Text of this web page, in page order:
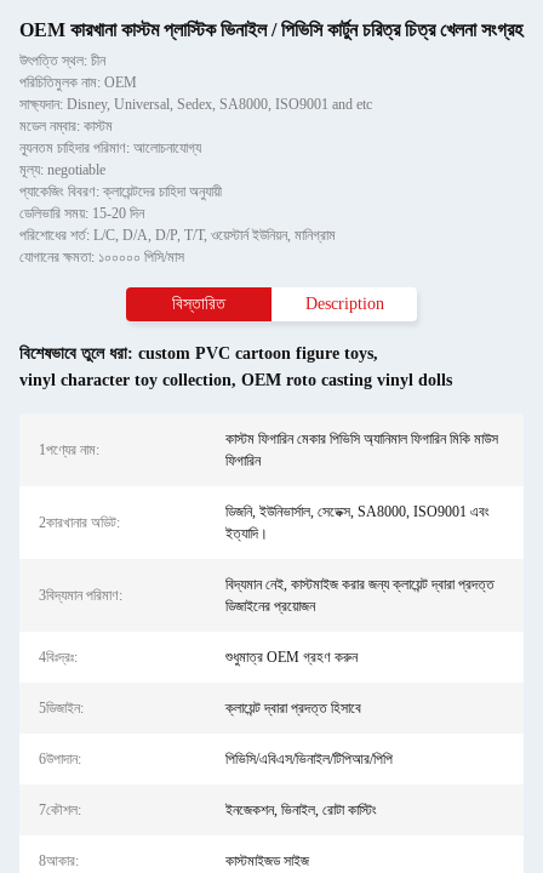
OEM কারখানা কাস্টম প্লাস্টিক ভিনাইল / পিভিসি কার্টুন চরিত্র চিত্র খেলনা সংগ্রহ
উৎপত্তি স্থল: চীন
পরিচিতিমুলক নাম: OEM
সাক্ষ্যদান: Disney, Universal, Sedex, SA8000, ISO9001 and etc
মডেল নম্বার: কাস্টম
ন্যূনতম চাহিদার পরিমাণ: আলোচনাযোগ্য
মূল্য: negotiable
প্যাকেজিং বিবরণ: ক্লায়েন্টদের চাহিদা অনুযায়ী
ডেলিভারি সময়: 15-20 দিন
পরিশোধের শর্ত: L/C, D/A, D/P, T/T, ওয়েস্টার্ন ইউনিয়ন, মানিগ্রাম
যোগানের ক্ষমতা: ১০০০০০ পিসি/মাস
বিস্তারিত Description
বিশেষভাবে তুলে ধরা: custom PVC cartoon figure toys,
vinyl character toy collection, OEM roto casting vinyl dolls
1পণ্যের নাম:
কাস্টম ফিগারিন মেকার পিভিসি অ্যানিমাল ফিগারিন মিকি মাউস
ফিগারিন
2কারখানার অডিট:
ডিজনি, ইউনিভার্সাল, সেডেক্স, SA8000, ISO9001 এবং
ইত্যাদি।
3বিদ্যমান পরিমাণ:
বিদ্যমান নেই, কাস্টমাইজ করার জন্য ক্লায়েন্ট দ্বারা প্রদত্ত
ডিজাইনের প্রয়োজন
4বিঃদ্রঃ: শুধুমাত্র OEM গ্রহণ করুন
5ডিজাইন: ক্লায়েন্ট দ্বারা প্রদত্ত হিসাবে
6উপাদান: পিভিসি/এবিএস/ভিনাইল/টিপিআর/পিপি
7কৌশল: ইনজেকশন, ভিনাইল, রোটা কাস্টিং
8আকার: কাস্টমাইজড সাইজ